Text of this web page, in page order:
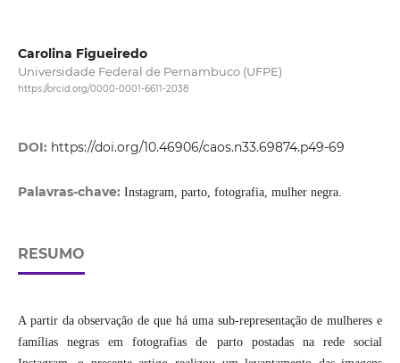
Carolina Figueiredo
Universidade Federal de Pernambuco (UFPE)
https://orcid.org/0000-0001-6611-2038
DOI: https://doi.org/10.46906/caos.n33.69874.p49-69
Palavras-chave: Instagram, parto, fotografia, mulher negra.
RESUMO
A partir da observação de que há uma sub-representação de mulheres e
famílias negras em fotografias de parto postadas na rede social